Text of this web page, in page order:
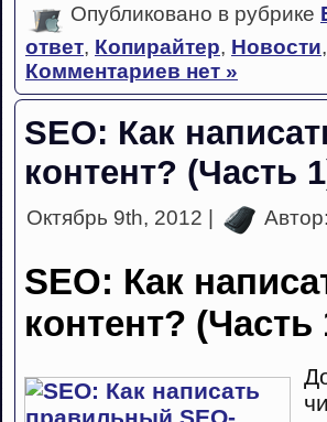
Опубликовано в рубрике
ответ, Копирайтер, Новости,
Комментариев нет »
SEO: Как
контент? (Часть
Октябрь 9th, 2012 | Автор:
SEO: Как
контент? (Часть